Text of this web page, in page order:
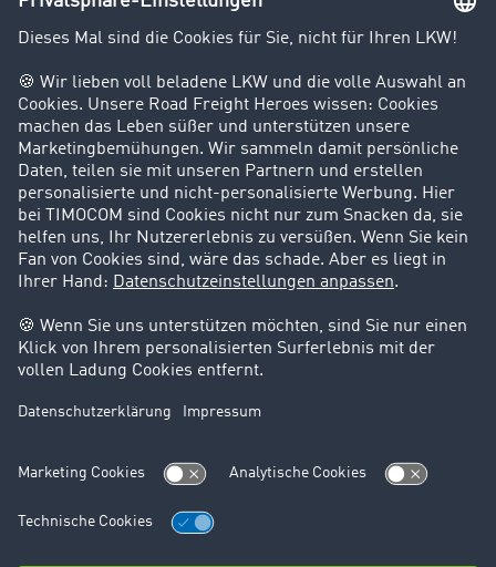
Kunden werben Kunden
Success Stories
Karriere
Support
Kontakt
Rechtliches
Impressum
AGB